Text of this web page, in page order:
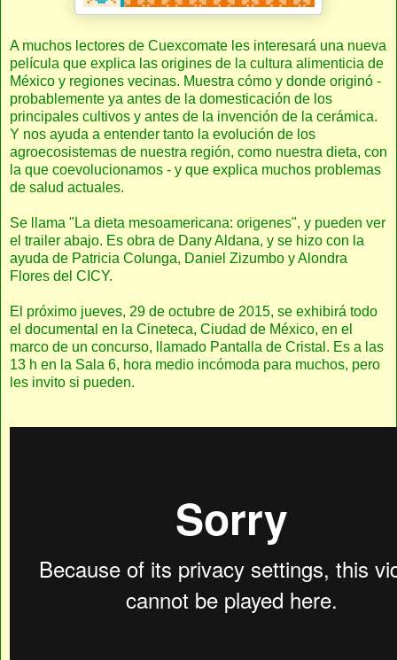
A muchos lectores de Cuexcomate les interesará una nueva
película que explica las origines de la cultura alimenticia de
México y regiones vecinas. Muestra cómo y donde originó -
probablemente ya antes de la domesticación de los
principales cultivos y antes de la invención de la cerámica.
Y nos ayuda a entender tanto la evolución de los
agroecosistemas de nuestra región, como nuestra dieta, con
la que coevolucionamos - y que explica muchos problemas
de salud actuales.
Se llama "La dieta mesoamericana: origenes", y pueden ver
el trailer abajo. Es obra de Dany Aldana, y se hizo con la
ayuda de Patricia Colunga, Daniel Zizumbo y Alondra
Flores del CICY.
El próximo jueves, 29 de octubre de 2015, se exhibirá todo
el documental en la Cineteca, Ciudad de México, en el
marco de un concurso, llamado Pantalla de Cristal. Es a las
13 h en la Sala 6, hora medio incómoda para muchos, pero
les invito si pueden.